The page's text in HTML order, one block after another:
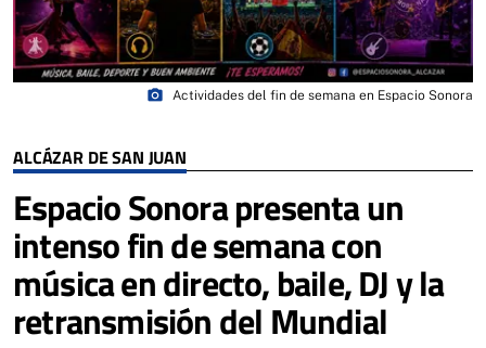
ALCÁZAR DE SAN JUAN
Espacio Sonora presenta un
intenso fin de semana con
música en directo, baile, DJ y la
retransmisión del Mundial
photo_camera Actividades del fin de semana en Espacio Sonora